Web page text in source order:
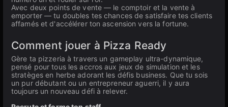
Avec deux points de vente — le comptoir et la vente à
emporter — tu doubles tes chances de satisfaire tes clients
affamés et d'accélérer ton ascension vers la fortune.
Comment jouer à Pizza Ready
Gère ta pizzeria à travers un gameplay ultra-dynamique,
pensé pour tous les accros aux jeux de simulation et les
stratèges en herbe adorant les défis business. Que tu sois
un pur débutant ou un entrepreneur aguerri, il y aura
toujours un nouveau défi à relever.